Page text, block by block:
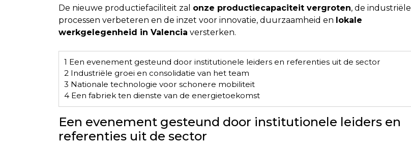
De nieuwe productiefaciliteit zal onze productiecapaciteit vergroten, de industriële
processen verbeteren en de inzet voor innovatie, duurzaamheid en lokale
werkgelegenheid in Valencia versterken.
1 Een evenement gesteund door institutionele leiders en referenties uit de sector
2Industriële groei en consolidatie van het team
3 Nationale technologie voor schonere mobiliteit
4Een fabriek ten dienste van de energietoekomst
Een evenement gesteund door institutionele leiders en
referenties uit de sector